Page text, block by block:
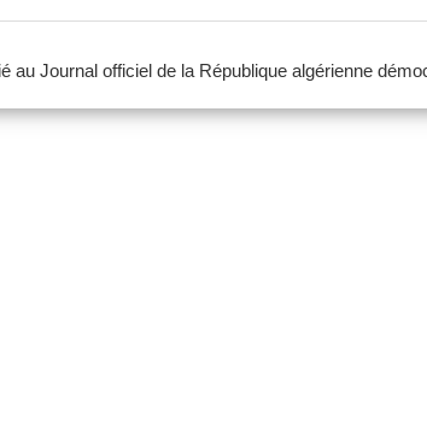
Journal officiel de la République algérienne